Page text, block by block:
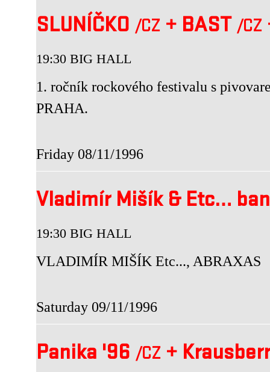
SLUNÍČKO /CZ + BAST /CZ
19:30 BIG HALL
1. ročník rockového festivalu s
PRAHA.
Friday 08/11/1996
Vladimír Mišík & Etc…
19:30 BIG HALL
VLADIMÍR MIŠÍK Etc..., ABRAXAS
Saturday 09/11/1996
Panika '96 /CZ +